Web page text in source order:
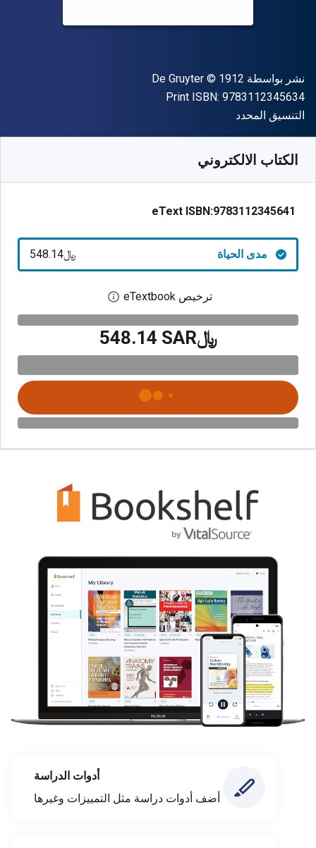
الناشر
نشر بواسطة De Gruyter
حقوق الطبع والنشر © 1912
Print ISBN: 9783112345634
شكل
التنسيق المحدد
الكتاب الالكتروني
eText ISBN:9783112345641
مدى الحياة ﷼‎548.14
ترخيص eTextbook افتح مربع حوار
﷼‎548.14 SAR
أدوات الدراسة
أضف أدوات دراسة مثل التمييزات وغيرها